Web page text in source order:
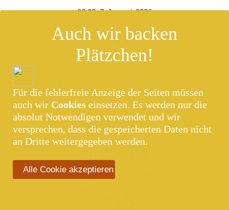
03:02,7. August 2026
12°C
Klarer Himmel
03:02,7. August 2026
Auch wir backen
Plätzchen!
Für die fehlerfreie Anzeige der Seiten müssen
auch wir Cookies einsetzen. Es werden nur die
absolut Notwendigen verwendet und wir
versprechen, dass die gespeicherten Daten nicht
an Dritte weitergegeben werden.
Alle Cookie akzeptieren